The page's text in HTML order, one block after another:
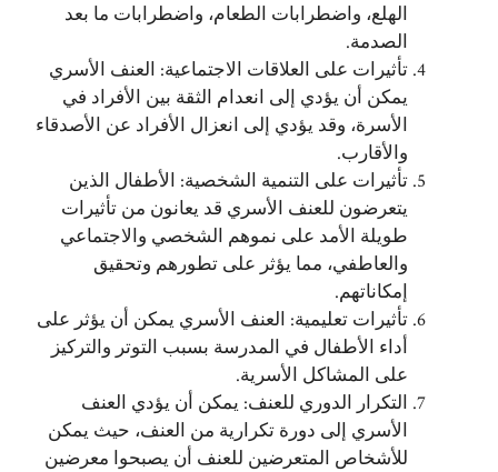
الهلع، واضطرابات الطعام، واضطرابات ما بعد
الصدمة.
تأثيرات على العلاقات الاجتماعية: العنف الأسري
يمكن أن يؤدي إلى انعدام الثقة بين الأفراد في
الأسرة، وقد يؤدي إلى انعزال الأفراد عن الأصدقاء
والأقارب.
تأثيرات على التنمية الشخصية: الأطفال الذين
يتعرضون للعنف الأسري قد يعانون من تأثيرات
طويلة الأمد على نموهم الشخصي والاجتماعي
والعاطفي، مما يؤثر على تطورهم وتحقيق
إمكاناتهم.
تأثيرات تعليمية: العنف الأسري يمكن أن يؤثر على
أداء الأطفال في المدرسة بسبب التوتر والتركيز
على المشاكل الأسرية.
التكرار الدوري للعنف: يمكن أن يؤدي العنف
الأسري إلى دورة تكرارية من العنف، حيث يمكن
للأشخاص المتعرضين للعنف أن يصبحوا معرضين